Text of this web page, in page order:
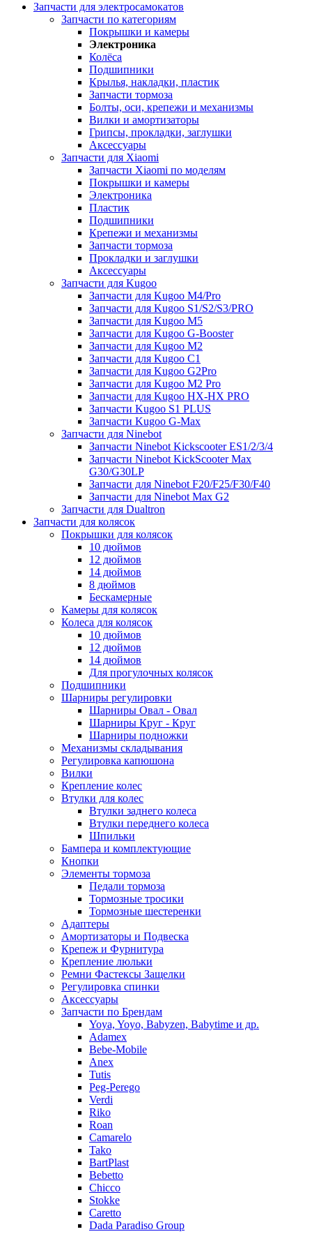
Запчасти для электросамокатов
Запчасти по категориям
Покрышки и камеры
Электроника
Колёса
Подшипники
Крылья, накладки, пластик
Запчасти тормоза
Болты, оси, крепежи и механизмы
Вилки и амортизаторы
Грипсы, прокладки, заглушки
Аксессуары
Запчасти для Xiaomi
Запчасти Xiaomi по моделям
Покрышки и камеры
Электроника
Пластик
Подшипники
Крепежи и механизмы
Запчасти тормоза
Прокладки и заглушки
Аксессуары
Запчасти для Kugoo
Запчасти для Kugoo M4/Pro
Запчасти для Kugoo S1/S2/S3/PRO
Запчасти для Kugoo M5
Запчасти для Kugoo G-Booster
Запчасти для Kugoo M2
Запчасти для Kugoo C1
Запчасти для Kugoo G2Pro
Запчасти для Kugoo M2 Pro
Запчасти для Kugoo HX-HX PRO
Запчасти Kugoo S1 PLUS
Запчасти Kugoo G-Max
Запчасти для Ninebot
Запчасти Ninebot Kickscooter ES1/2/3/4
Запчасти Ninebot KickScooter Max
G30/G30LP
Запчасти для Ninebot F20/F25/F30/F40
Запчасти для Ninebot Max G2
Запчасти для Dualtron
Запчасти для колясок
Покрышки для колясок
10 дюймов
12 дюймов
14 дюймов
8 дюймов
Бескамерные
Камеры для колясок
Колеса для колясок
10 дюймов
12 дюймов
14 дюймов
Для прогулочных колясок
Подшипники
Шарниры регулировки
Шарниры Овал - Овал
Шарниры Круг - Круг
Шарниры подножки
Механизмы складывания
Регулировка капюшона
Вилки
Крепление колес
Втулки для колес
Втулки заднего колеса
Втулки переднего колеса
Шпильки
Бампера и комплектующие
Кнопки
Элементы тормоза
Педали тормоза
Тормозные тросики
Тормозные шестеренки
Адаптеры
Амортизаторы и Подвеска
Крепеж и Фурнитура
Крепление люльки
Ремни Фастексы Защелки
Регулировка спинки
Аксессуары
Запчасти по Брендам
Yoya, Yoyo, Babyzen, Babytime и др.
Adamex
Bebe-Mobile
Anex
Tutis
Peg-Perego
Verdi
Riko
Roan
Camarelo
Tako
BartPlast
Bebetto
Chicco
Stokke
Caretto
Dada Paradiso Group